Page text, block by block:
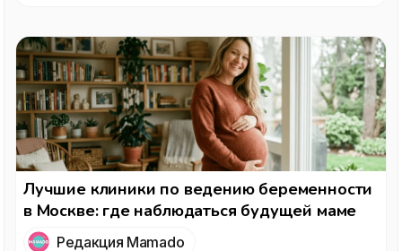
Лучшие клиники по ведению беременности
в Москве: где наблюдаться будущей маме
Редакция Mamado